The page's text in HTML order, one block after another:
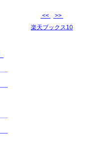
<<
>>
楽天ブックス10